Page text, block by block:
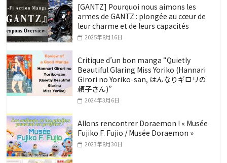
[GANTZ] Pourquoi nous aimons les
armes de GANTZ : plongée au cœur de
leur charme et de leurs capacités
2025年8月16日
Critique d’un bon manga “Quietly
Beautiful Glaring Miss Yoriko (Hannari
Girori no Yoriko-san, はんなりギロリの
頼子さん)”
2024年3月6日
Allons rencontrer Doraemon ! « Musée
Fujiko F. Fujio / Musée Doraemon »
2023年8月30日